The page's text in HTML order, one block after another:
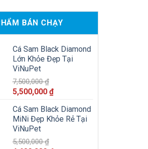
BÁN CHẠY
Cá Sam Black Diamond
Lớn Khỏe Đẹp Tại
ViNuPet
7,500,000₫
Giá
là:
7,500,000 ₫.
5,500,000 ₫Giá
tại
là:
Cá Sam Black Diamond
MiNi Đẹp Khỏe Rẻ Tại
ViNuPet
5,500,000₫